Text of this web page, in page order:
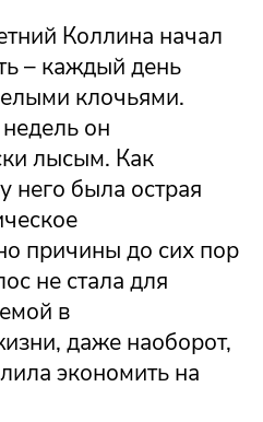
Коллина начал
– каждый день
клочьями.
он
лысым. Как
него была острая
причины до сих пор
не стала для
в
даже наоборот,
экономить на